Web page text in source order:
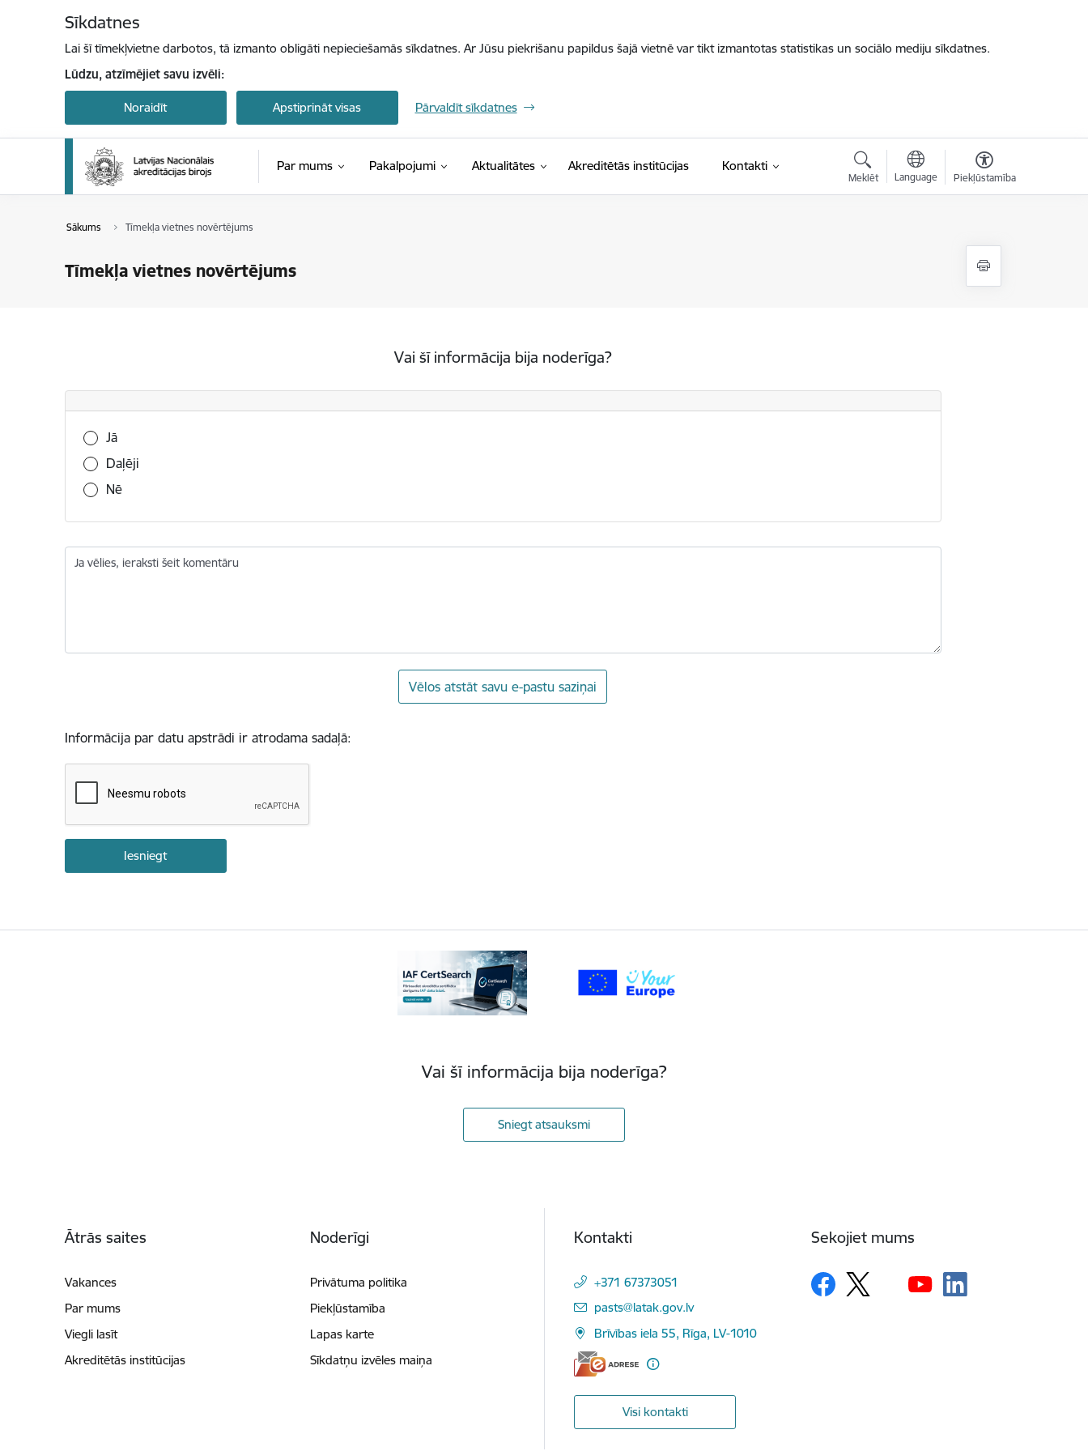
Sīkdatnes
Lai šī tīmekļvietne darbotos, tā izmanto obligāti nepieciešamās sīkdatnes. Ar Jūsu piekrišanu papildus šajā vietnē var tikt izmantotas statistikas un sociālo mediju sīkdatnes.
Lūdzu, atzīmējiet savu izvēli:
Noraidīt Apstiprināt visas Pārvaldīt sīkdatnes
Par mums Pakalpojumi Aktualitātes Akreditētās institūcijas Kontakti
Meklēt Language Piekļūstamība
Sākums Tīmekļa vietnes novērtējums
Tīmekļa vietnes novērtējums
Vai šī informācija bija noderīga?
Vai šī informācija bija noderīga?
Jā
Daļēji
Nē
Ja vēlies, ieraksti šeit komentāru
Vēlos atstāt savu e-pastu saziņai
Informācija par datu apstrādi ir atrodama sadaļā:
Vai šī informācija bija noderīga?
Sniegt atsauksmi
Ātrās saites
Vakances
Par mums
Viegli lasīt
Akreditētās institūcijas
Noderīgi
Privātuma politika
Piekļūstamība
Lapas karte
Sīkdatņu izvēles maiņa
Kontakti
+371 67373051
E-pasts:
pasts@latak.gov.lv
Brīvības iela 55, Rīga, LV-1010
Visi kontakti
Sekojiet mums